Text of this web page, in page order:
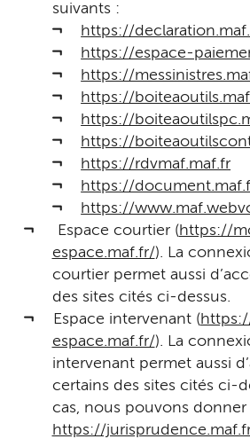
suivants :
https://
https://espace-
https://
https://
https://
https://
https://rdvmaf.maf.fr
https://
https://
Espace courtier (https://
espace.maf.fr/). La
courtier permet aussi
des sites cités ci-dessus.
Espace intervenant (
espace.maf.fr/). La
intervenant permet aussi
certains des sites cités ci-
cas, nous pouvons donner
https://